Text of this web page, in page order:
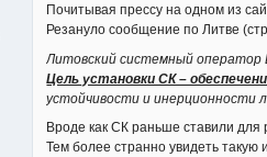
Почитывая прессу на одном из
Резануло сообщение по Литве
Литовский системный оператор
Цель установки СК –
устойчивости и инерционности
Вроде как СК раньше ставили для
Тем более странно увидеть